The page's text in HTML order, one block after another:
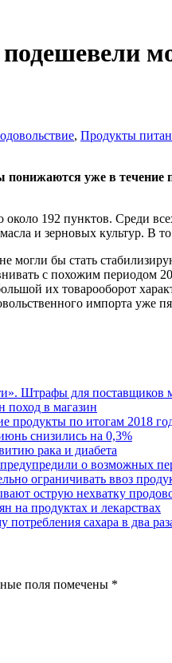
, Продукты
уже в течение
около 192 пунктов. Среди
и зерновых культур. В
могли бы стать
с похожим периодом
их товарооборот
импорта уже
Штрафы для поставщиков
поход в магазин
продукты по итогам 2018
снизились на 0,3%
рака и диабета
о возможных
ограничивать ввоз
острую нехватку
на продуктах и лекарствах
сахара в два
поля помечены *